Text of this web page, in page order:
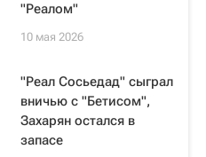
"Реалом"
10 мая 2026
"Реал Сосьедад" сыграл
вничью с "Бетисом",
Захарян остался в
запасе